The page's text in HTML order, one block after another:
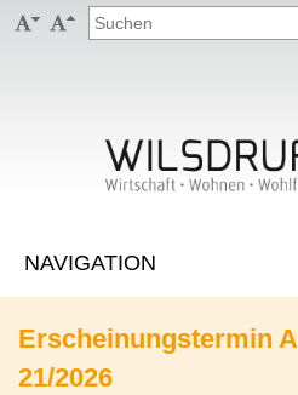
 
Erscheinungstermin
21/2026